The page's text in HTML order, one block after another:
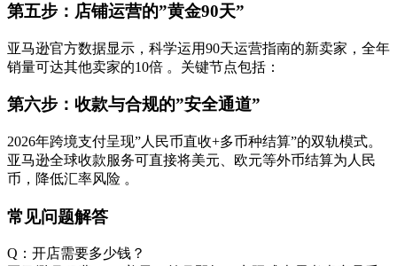
第五步：店铺运营的”黄金90天”
亚马逊官方数据显示，科学运用90天运营指南的新卖家，全年
销量可达其他卖家的10倍 。关键节点包括：
第六步：收款与合规的”安全通道”
2026年跨境支付呈现”人民币直收+多币种结算”的双轨模式。
亚马逊全球收款服务可直接将美元、欧元等外币结算为人民
币，降低汇率风险 。
常见问题解答
Q：开店需要多少钱？